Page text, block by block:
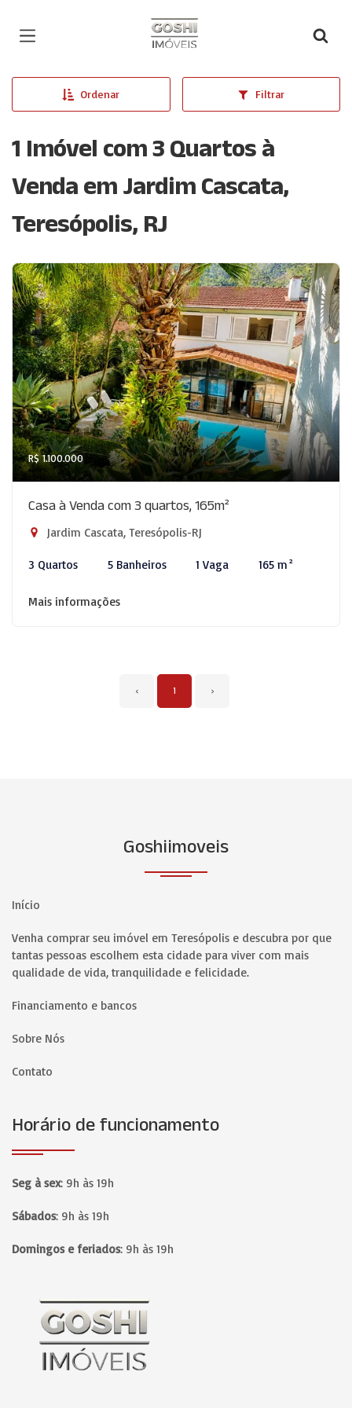
Página inicial
Ordenar Filtrar
1 Imóvel com 3 Quartos à
Venda em Jardim Cascata,
Teresópolis, RJ
R$ 1.100.000
Casa à Venda com 3 quartos, 165m²
Jardim Cascata, Teresópolis-RJ
3 Quartos 5 Banheiros 1 Vaga 165 m²
Mais informações
‹ 1 ›
Goshiimoveis
Início
Venha comprar seu imóvel em Teresópolis e descubra por que
tantas pessoas escolhem esta cidade para viver com mais
qualidade de vida, tranquilidade e felicidade.
Financiamento e bancos
Sobre Nós
Contato
Horário de funcionamento
Seg à sex: 9h às 19h
Sábados: 9h às 19h
Domingos e feriados: 9h às 19h
Página inicial